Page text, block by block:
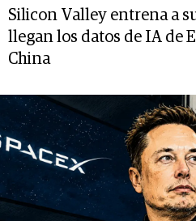
Silicon Valley entrena a
llegan los datos de IA de
China